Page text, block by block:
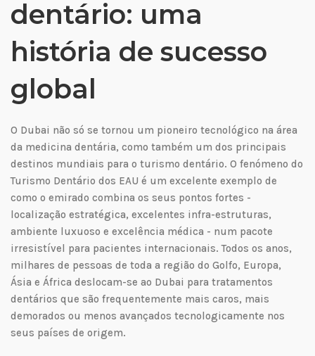
dentário: uma
história de sucesso
global
O Dubai não só se tornou um pioneiro tecnológico na área
da medicina dentária, como também um dos principais
destinos mundiais para o turismo dentário. O fenómeno do
Turismo Dentário dos EAU é um excelente exemplo de
como o emirado combina os seus pontos fortes -
localização estratégica, excelentes infra-estruturas,
ambiente luxuoso e excelência médica - num pacote
irresistível para pacientes internacionais. Todos os anos,
milhares de pessoas de toda a região do Golfo, Europa,
Ásia e África deslocam-se ao Dubai para tratamentos
dentários que são frequentemente mais caros, mais
demorados ou menos avançados tecnologicamente nos
seus países de origem.